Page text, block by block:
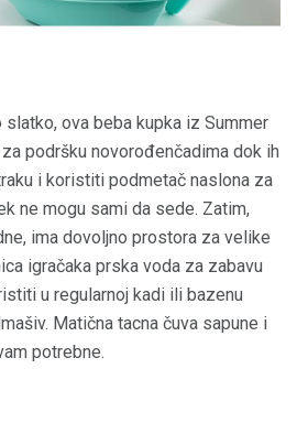
ova beba kupka iz Summer
podršku novorođenčadima dok ih
i koristiti podmetač naslona za
ne mogu sami da sede. Zatim,
ima dovoljno prostora za velike
igračaka prska voda za zabavu
u regularnoj kadi ili bazenu
Matična tacna čuva sapune i
potrebne.